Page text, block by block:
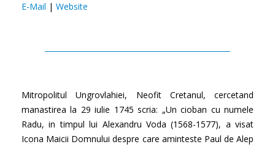
E-Mail | Website
Mitropolitul Ungrovlahiei, Neofit Cretanul, cercetand
manastirea la 29 iulie 1745 scria: „Un cioban cu numele
Radu, in timpul lui Alexandru Voda (1568-1577), a visat
Icona Maicii Domnului despre care aminteste Paul de Alep